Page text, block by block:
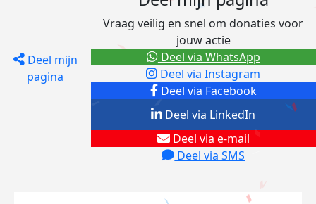
Deel mijn
pagina
Vraag veilig en snel om donaties voor
jouw actie
Deel via Facebook
Deel via Instagram
Deel via e-mail
Deel via SMS
Deel via LinkedIn
Deel via WhatsApp